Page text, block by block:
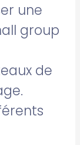
une
group
de